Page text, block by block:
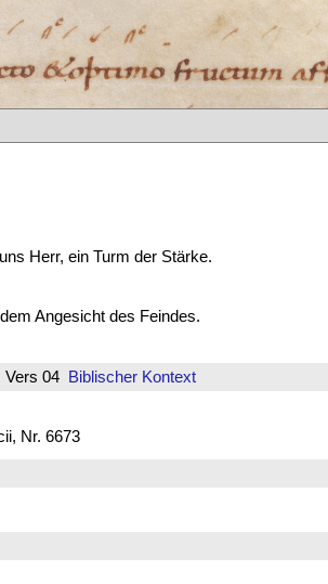
Herr, ein Turm der Stärke.
Angesicht des Feindes.
04 Biblischer Kontext
Nr. 6673